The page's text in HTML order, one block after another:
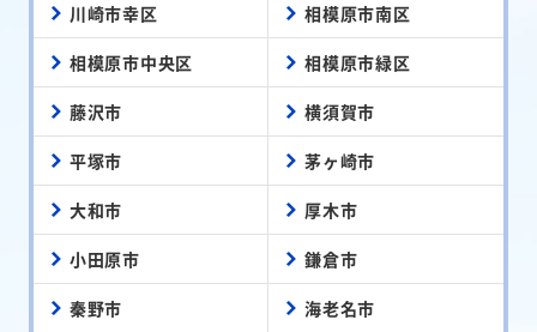
川崎市幸区 相模原市南区
相模原市中央区 相模原市緑区
藤沢市 横須賀市
平塚市 茅ヶ崎市
大和市 厚木市
小田原市 鎌倉市
秦野市 海老名市